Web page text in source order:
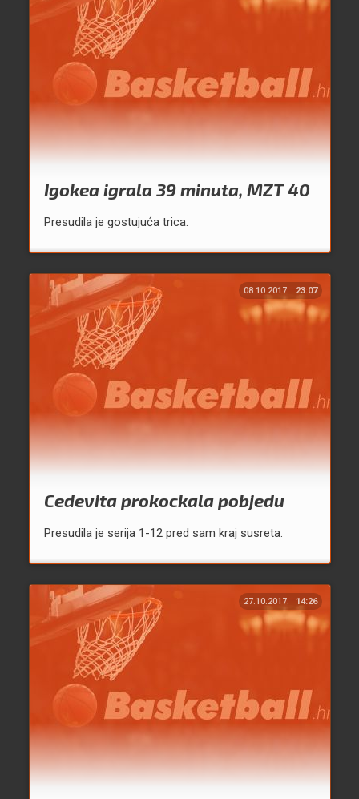
Igokea igrala 39 minuta, MZT 40
Presudila je gostujuća trica.
08.10.2017. 23:07
Cedevita prokockala pobjedu
Presudila je serija 1-12 pred sam kraj susreta.
27.10.2017. 14:26